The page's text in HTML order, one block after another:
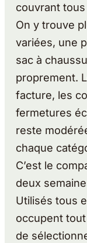
couvrant tous
On y trouve
variées, une
sac à
proprement.
facture, les
fermetures
reste
chaque
C’est le
deux
Utilisés tous
occupent
de